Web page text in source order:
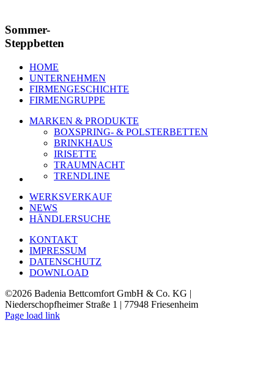
Sommer-
Steppbetten
HOME
UNTERNEHMEN
FIRMENGESCHICHTE
FIRMENGRUPPE
MARKEN & PRODUKTE
BOXSPRING- & POLSTERBETTEN
BRINKHAUS
IRISETTE
TRAUMNACHT
TRENDLINE
WERKSVERKAUF
NEWS
HÄNDLERSUCHE
KONTAKT
IMPRESSUM
DATENSCHUTZ
DOWNLOAD
©2026 Badenia Bettcomfort GmbH & Co. KG |
Niederschopfheimer Straße 1 | 77948 Friesenheim
Page load link